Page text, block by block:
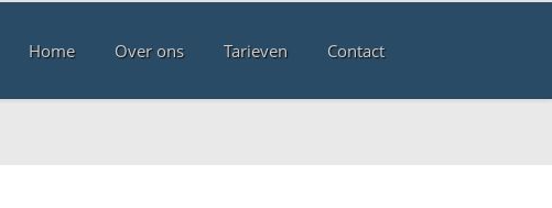
Home Over ons Tarieven Contact